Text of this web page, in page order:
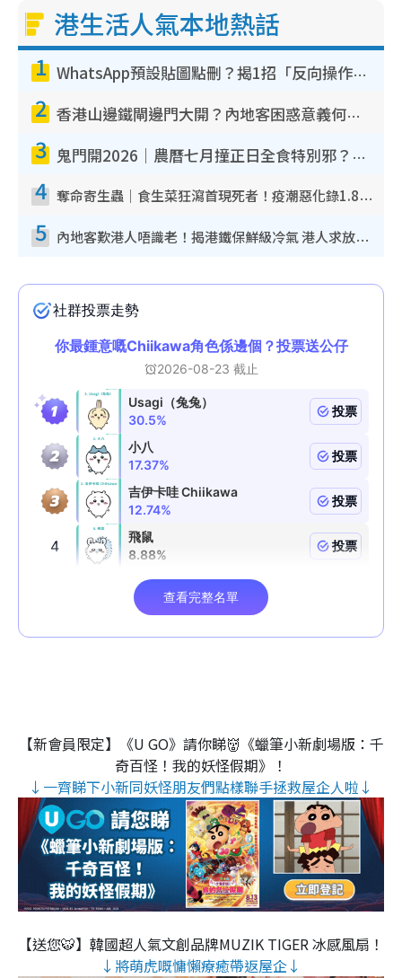
港生活人氣本地熱話
1 WhatsApp預設貼圖點刪？揭1招「反向操作」還原簡潔介面 附3步實測教學
2 香港山邊鐵閘邊門大開？內地客困惑意義何在！網民神回覆：呢種叫法理性防禦
3 鬼門開2026｜農曆七月撞正日全食特別邪？專家警告切忌做一事！揭4大禁忌+2招保平安
4 奪命寄生蟲｜食生菜狂瀉首現死者！疫潮惡化錄1.8萬宗病例 揭洗菜3大謬誤
5 內地客歎港人唔識老！揭港鐵保鮮級冷氣 港人求放過：咪投訴
【新會員限定】《U GO》請你睇👹《蠟筆小新劇場版：千
奇百怪！我的妖怪假期》！
↓一齊睇下小新同妖怪朋友們點樣聯手拯救屋企人啦↓
【送您🐯】韓國超人氣文創品牌MUZIK TIGER 冰感風扇！
↓將萌虎嘅慵懶療癒帶返屋企↓